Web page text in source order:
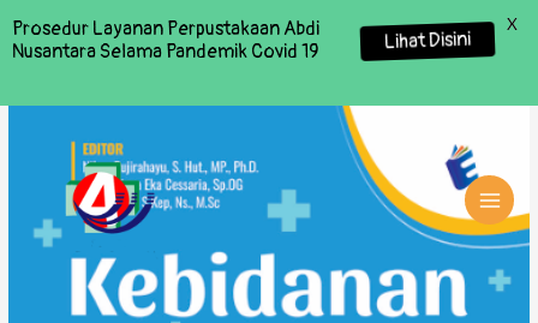
Prosedur Layanan Perpustakaan Abdi
Nusantara Selama Pandemik Covid 19
Lihat Disini
X